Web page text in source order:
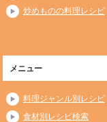
炒めものの料理レシピ
メニュー
料理ジャンル別レシピ
食材別レシピ検索